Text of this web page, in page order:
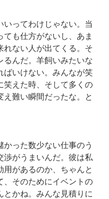
ってわけじゃない。当
も仕方がないし、あま
れない人が出てくる。そ
るんだ。羊飼いみたいな
ばいけない。みんなが笑
笑えた時、そして多くの
難い瞬間だったな。と
った数少ない仕事のう
渉がうまいんだ。彼は私
があるのか、ちゃんと
、そのためにイベントの
とかね。みんな見積りに